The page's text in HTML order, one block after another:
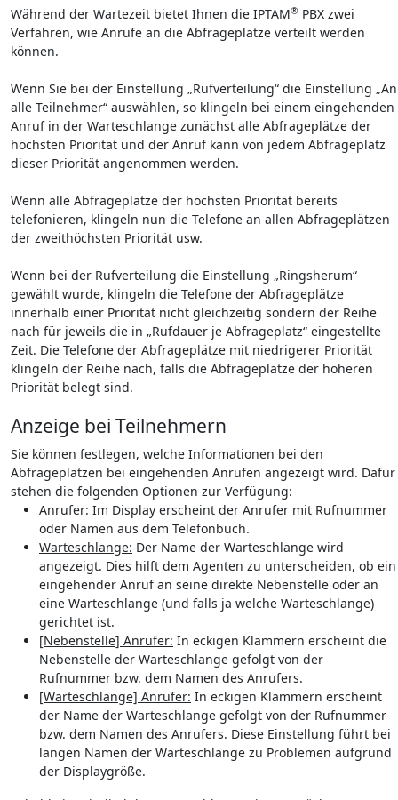
Während der Wartezeit bietet Ihnen die IPTAM® PBX zwei
Verfahren, wie Anrufe an die Abfrageplätze verteilt werden
können.
Wenn Sie bei der Einstellung „Rufverteilung“ die Einstellung „An
alle Teilnehmer“ auswählen, so klingeln bei einem eingehenden
Anruf in der Warteschlange zunächst alle Abfrageplätze der
höchsten Priorität und der Anruf kann von jedem Abfrageplatz
dieser Priorität angenommen werden.
Wenn alle Abfrageplätze der höchsten Priorität bereits
telefonieren, klingeln nun die Telefone an allen Abfrageplätzen
der zweithöchsten Priorität usw.
Wenn bei der Rufverteilung die Einstellung „Ringsherum“
gewählt wurde, klingeln die Telefone der Abfrageplätze
innerhalb einer Priorität nicht gleichzeitig sondern der Reihe
nach für jeweils die in „Rufdauer je Abfrageplatz“ eingestellte
Zeit. Die Telefone der Abfrageplätze mit niedrigerer Priorität
klingeln der Reihe nach, falls die Abfrageplätze der höheren
Priorität belegt sind.
Anzeige bei Teilnehmern
Sie können festlegen, welche Informationen bei den
Abfrageplätzen bei eingehenden Anrufen angezeigt wird. Dafür
stehen die folgenden Optionen zur Verfügung:
Anrufer: Im Display erscheint der Anrufer mit Rufnummer
oder Namen aus dem Telefonbuch.
Warteschlange: Der Name der Warteschlange wird
angezeigt. Dies hilft dem Agenten zu unterscheiden, ob ein
eingehender Anruf an seine direkte Nebenstelle oder an
eine Warteschlange (und falls ja welche Warteschlange)
gerichtet ist.
[Nebenstelle] Anrufer: In eckigen Klammern erscheint die
Nebenstelle der Warteschlange gefolgt von der
Rufnummer bzw. dem Namen des Anrufers.
[Warteschlange] Anrufer: In eckigen Klammern erscheint
der Name der Warteschlange gefolgt von der Rufnummer
bzw. dem Namen des Anrufers. Diese Einstellung führt bei
langen Namen der Warteschlange zu Problemen aufgrund
der Displaygröße.